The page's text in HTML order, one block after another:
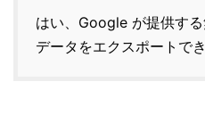
はい、Google が提供す
データをエクスポートでき